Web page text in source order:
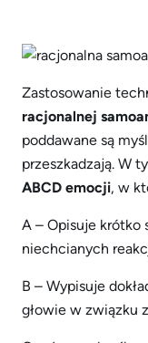
Zastosowanie
racjonalnej
poddawane są
przeszkadzają. W
ABCD emocji, w
A – Opisuje krótko
niechcianych
B – Wypisuje
głowie w związku